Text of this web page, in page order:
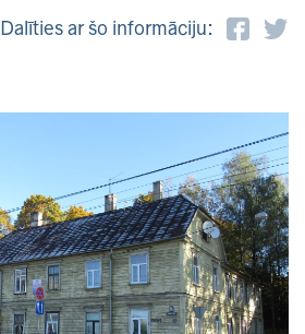
Dalīties ar šo informāciju: